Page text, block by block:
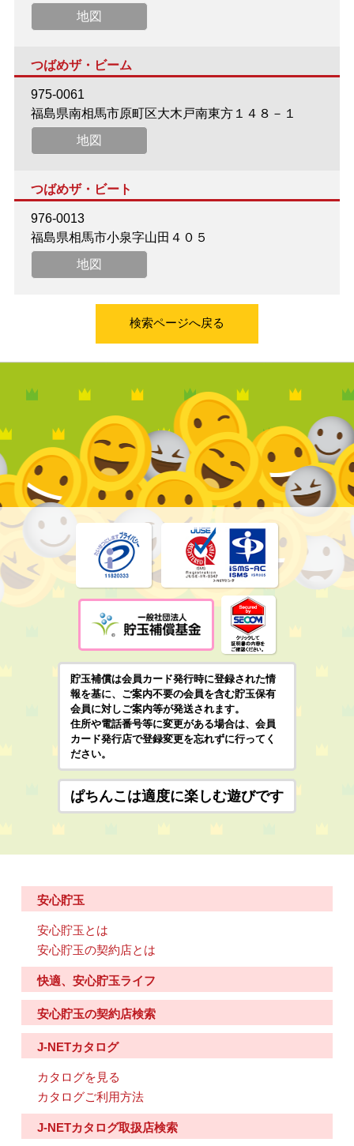
地図
つばめザ・ビーム
975-0061
福島県南相馬市原町区大木戸南東方１４８－１
地図
つばめザ・ビート
976-0013
福島県相馬市小泉字山田４０５
地図
検索ページへ戻る
貯玉補償は会員カード発行時に登録された情
報を基に、ご案内不要の会員を含む貯玉保有
会員に対しご案内等が発送されます。
住所や電話番号等に変更がある場合は、会員
カード発行店で登録変更を忘れずに行ってく
ださい。
ぱちんこは適度に楽しむ遊びです
安心貯玉
安心貯玉とは
安心貯玉の契約店とは
快適、安心貯玉ライフ
安心貯玉の契約店検索
J-NETカタログ
カタログを見る
カタログご利用方法
J-NETカタログ取扱店検索